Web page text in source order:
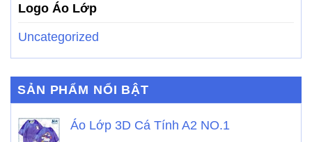
Logo Áo Lớp
Uncategorized
SẢN PHẨM NỔI BẬT
Áo Lớp 3D Cá Tính A2 NO.1